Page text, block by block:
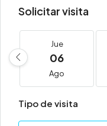
Solicitar visita
Jue
06
Ago
Tipo de visita